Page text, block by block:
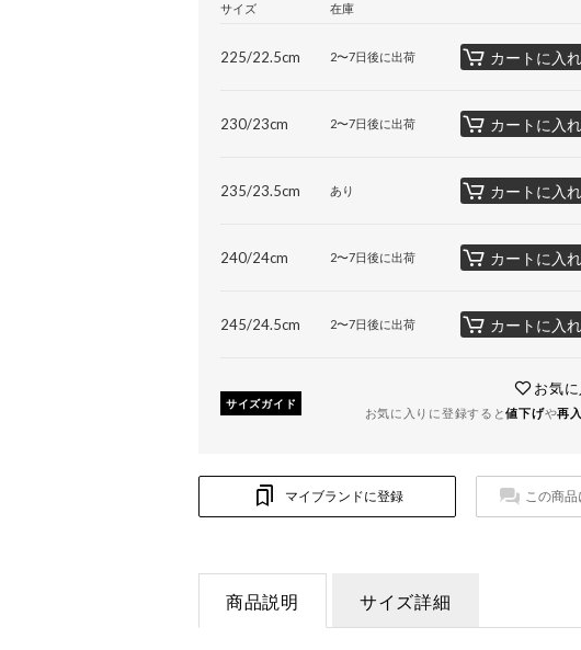
サイズ 在庫
225/22.5cm 2〜7日後に出荷 カートに入
230/23cm 2〜7日後に出荷 カートに入
235/23.5cm あり カートに入
240/24cm 2〜7日後に出荷 カートに入
245/24.5cm 2〜7日後に出荷 カートに入
サイズガイド
お気に
お気に入りに登録すると値下げや再
マイブランドに登録 この商
商品説明 サイズ詳細